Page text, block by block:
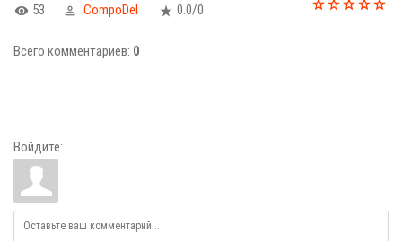
53 CompoDel 0.0/0
Всего комментариев: 0
Войдите: